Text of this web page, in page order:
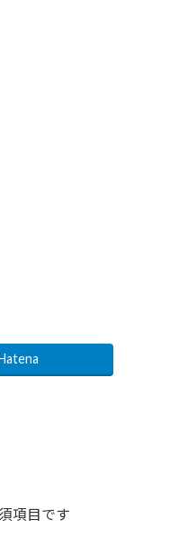
項目です